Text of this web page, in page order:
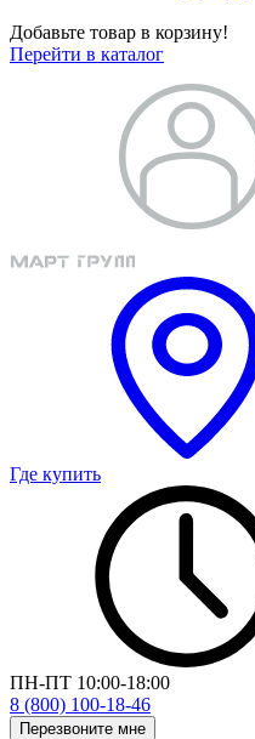
Добавьте товар в корзину!
Перейти в каталог
Где купить
ПН-ПТ 10:00-18:00
8 (800) 100-18-46
Перезвоните мне